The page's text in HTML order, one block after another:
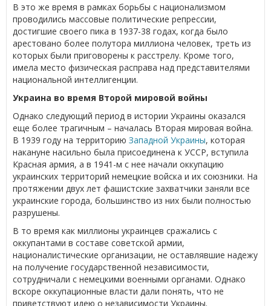
В это же время в рамках борьбы с национализмом
проводились массовые политические репрессии,
достигшие своего пика в 1937-38 годах, когда было
арестовано более полутора миллиона человек, треть из
которых были приговорены к расстрелу. Кроме того,
имела место физическая расправа над представителями
национальной интеллигенции.
Украина во время Второй мировой войны
Однако следующий период в истории Украины оказался
еще более трагичным – началась Вторая мировая война.
В 1939 году на территорию Западной Украины, которая
накануне насильно была присоединена к УССР, вступила
Красная армия, а в 1941-м с нее начали оккупацию
украинских территорий немецкие войска и их союзники. На
протяжении двух лет фашистские захватчики заняли все
украинские города, большинство из них были полностью
разрушены.
В то время как миллионы украинцев сражались с
оккупантами в составе советской армии,
националистические организации, не оставлявшие надежу
на получение государственной независимости,
сотрудничали с немецкими военными органами. Однако
вскоре оккупационные власти дали понять, что не
приветствуют идею о независимости Украины.